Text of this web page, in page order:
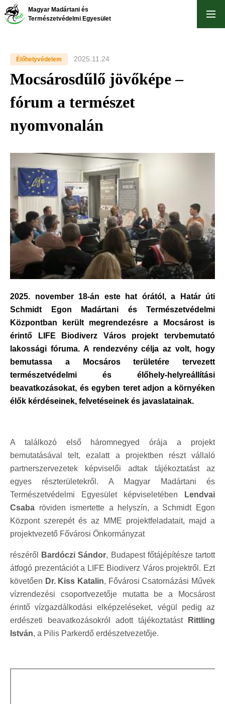
Ugrás
Magyar Madártani és
Természetvédelmi Egyesület
Élőhelyvédelem 2025.11.24
Mocsárosdűlő jövőképe –
fórum a természet
nyomvonalán
2025. november 18-án este hat órától, a Határ úti
Schmidt Egon Madártani és Természetvédelmi
Központban került megrendezésre a Mocsárost is
érintő LIFE Biodiverz Város projekt tervbemutató
lakossági fóruma. A rendezvény célja az volt, hogy
bemutassa a Mocsáros területére tervezett
természetvédelmi és élőhely-helyreállítási
beavatkozásokat, és egyben teret adjon a környéken
élők kérdéseinek, felvetéseinek és javaslatainak.
A találkozó első háromnegyed órája a projekt
bemutatásával telt, ezalatt a projektben részt vállaló
partnerszervezetek képviselői adtak tájékoztatást az
egyes részterületekről. A Magyar Madártani és
Természetvédelmi Egyesület képviseletében
Lendvai
Csaba röviden ismertette a helyszín, a Schmidt Egon
Központ szerepét és az MME projektfeladatait, majd a
projektvezető Fővárosi Önkormányzat
részéről Bardóczi Sándor, Budapest főtájépítésze tartott
átfogó prezentációt a LIFE Biodiverz Város projektről. Ezt
követően Dr. Kiss Katalin, Fővárosi Csatornázási Művek
vízrendezési csoportvezetője mutatta be a Mocsárost
érintő vízgazdálkodási elképzeléseket, végül pedig az
erdészeti beavatkozásokról adott tájékoztatást
Rittling
István, a Pilis Parkerdő erdészetvezetője.